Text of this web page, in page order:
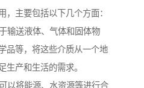
，主要包括以下几个方面：
输送液体、气体和固体物
品等，将这些介质从一个地
生产和生活的需求。
以将能源、水资源等进行合